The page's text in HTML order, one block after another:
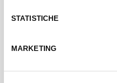
STATISTICHE
MARKETING